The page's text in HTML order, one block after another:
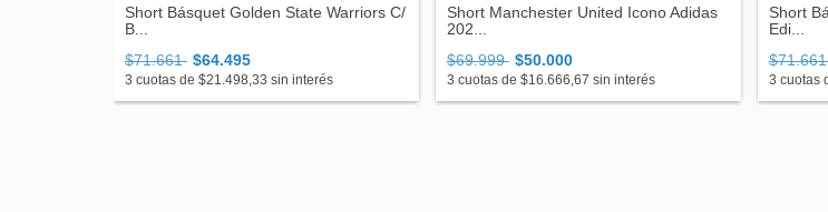
Short Básquet Golden State Warriors C/
B...
$71.661 $64.495
3 cuotas de $21.498,33 sin interés
Short Manchester United Icono Adidas
202...
$69.999 $50.000
3 cuotas de $16.666,67 sin interés
Short
Edi...
3 cuotas